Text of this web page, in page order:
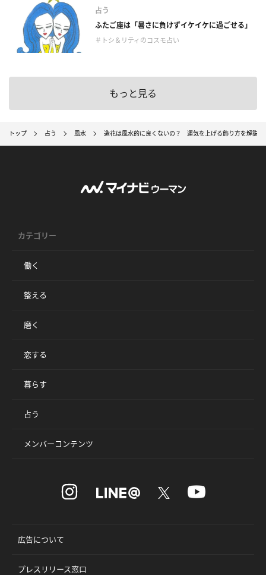
占う
ふたご座は「暑さに負けずイケイケに過ごせる」
＃トシ＆リティのコスモ占い
もっと見る
トップ 占う 風水 造花は風水的に良くないの？ 運気を上げる飾り方を解説
カテゴリー
働く
整える
磨く
恋する
暮らす
占う
メンバーコンテンツ
広告について
プレスリリース窓口